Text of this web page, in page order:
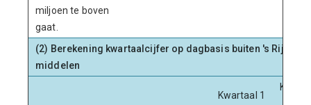
miljoen te boven
gaat.
(2) Berekening kwartaalcijfer op dagbasis buiten 's Rijks
middelen
Kwartaal 1